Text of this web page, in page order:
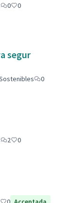
0
0
segur
0
2
0